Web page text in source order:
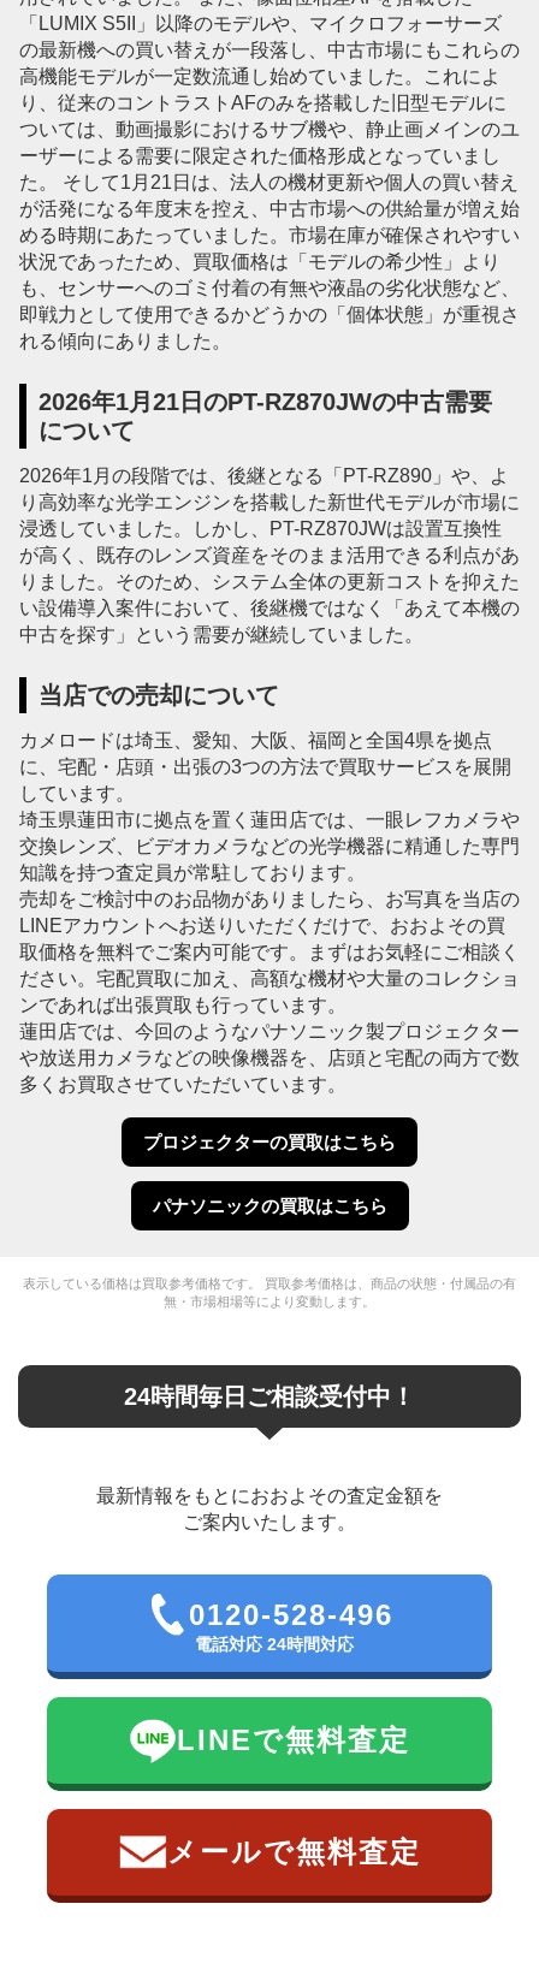
「LUMIX S5II」以降のモデルや、マイクロフォーサーズ
の最新機への買い替えが一段落し、中古市場にもこれらの
高機能モデルが一定数流通し始めていました。これによ
り、従来のコントラストAFのみを搭載した旧型モデルに
ついては、動画撮影におけるサブ機や、静止画メインのユ
ーザーによる需要に限定された価格形成となっていまし
た。 そして1月21日は、法人の機材更新や個人の買い替え
が活発になる年度末を控え、中古市場への供給量が増え始
める時期にあたっていました。市場在庫が確保されやすい
状況であったため、買取価格は「モデルの希少性」より
も、センサーへのゴミ付着の有無や液晶の劣化状態など、
即戦力として使用できるかどうかの「個体状態」が重視さ
れる傾向にありました。
2026年1月21日のPT-RZ870JWの中古需要
について
2026年1月の段階では、後継となる「PT-RZ890」や、よ
り高効率な光学エンジンを搭載した新世代モデルが市場に
浸透していました。しかし、PT-RZ870JWは設置互換性
が高く、既存のレンズ資産をそのまま活用できる利点があ
りました。そのため、システム全体の更新コストを抑えた
い設備導入案件において、後継機ではなく「あえて本機の
中古を探す」という需要が継続していました。
当店での売却について
カメロードは埼玉、愛知、大阪、福岡と全国4県を拠点
に、宅配・店頭・出張の3つの方法で買取サービスを展開
しています。
埼玉県蓮田市に拠点を置く蓮田店では、一眼レフカメラや
交換レンズ、ビデオカメラなどの光学機器に精通した専門
知識を持つ査定員が常駐しております。
売却をご検討中のお品物がありましたら、お写真を当店の
LINEアカウントへお送りいただくだけで、おおよその買
取価格を無料でご案内可能です。まずはお気軽にご相談く
ださい。宅配買取に加え、高額な機材や大量のコレクショ
ンであれば出張買取も行っています。
蓮田店では、今回のようなパナソニック製プロジェクター
や放送用カメラなどの映像機器を、店頭と宅配の両方で数
多くお買取させていただいています。
プロジェクターの買取はこちら
パナソニックの買取はこちら
表示している価格は買取参考価格です。 買取参考価格は、商品の状態・付属品の有
無・市場相場等により変動します。
24時間毎日ご相談受付中！
最新情報をもとにおおよその査定金額を
ご案内いたします。
0120-528-496
電話対応 24時間対応
LINEで無料査定
メールで無料査定